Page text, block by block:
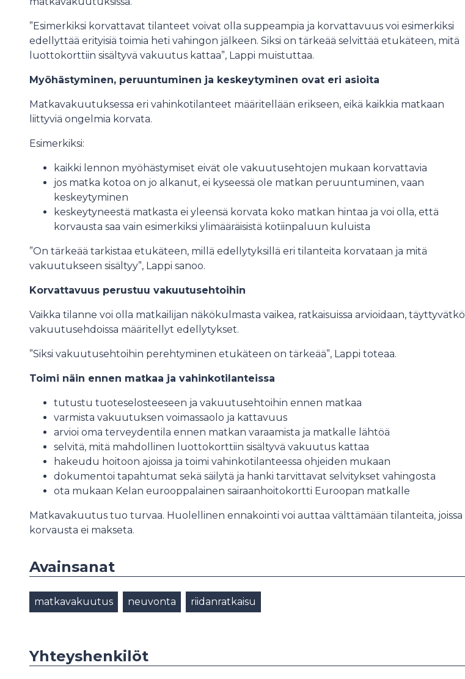
”Esimerkiksi korvattavat tilanteet voivat olla suppeampia ja korvattavuus voi esimerkiksi
edellyttää erityisiä toimia heti vahingon jälkeen. Siksi on tärkeää selvittää etukäteen, mitä
luottokorttiin sisältyvä vakuutus kattaa”, Lappi muistuttaa.
Myöhästyminen, peruuntuminen ja keskeytyminen ovat eri asioita
Matkavakuutuksessa eri vahinkotilanteet määritellään erikseen, eikä kaikkia matkaan
liittyviä ongelmia korvata.
Esimerkiksi:
kaikki lennon myöhästymiset eivät ole vakuutusehtojen mukaan korvattavia
jos matka kotoa on jo alkanut, ei kyseessä ole matkan peruuntuminen, vaan
keskeytyminen
keskeytyneestä matkasta ei yleensä korvata koko matkan hintaa ja voi olla, että
korvausta saa vain esimerkiksi ylimääräisistä kotiinpaluun kuluista
”On tärkeää tarkistaa etukäteen, millä edellytyksillä eri tilanteita korvataan ja mitä
vakuutukseen sisältyy”, Lappi sanoo.
Korvattavuus perustuu vakuutusehtoihin
Vaikka tilanne voi olla matkailijan näkökulmasta vaikea, ratkaisuissa arvioidaan, täyttyvätkö
vakuutusehdoissa määritellyt edellytykset.
”Siksi vakuutusehtoihin perehtyminen etukäteen on tärkeää”, Lappi toteaa.
Toimi näin ennen matkaa ja vahinkotilanteissa
tutustu tuoteselosteeseen ja vakuutusehtoihin ennen matkaa
varmista vakuutuksen voimassaolo ja kattavuus
arvioi oma terveydentila ennen matkan varaamista ja matkalle lähtöä
selvitä, mitä mahdollinen luottokorttiin sisältyvä vakuutus kattaa
hakeudu hoitoon ajoissa ja toimi vahinkotilanteessa ohjeiden mukaan
dokumentoi tapahtumat sekä säilytä ja hanki tarvittavat selvitykset vahingosta
ota mukaan Kelan eurooppalainen sairaanhoitokortti Euroopan matkalle
Matkavakuutus tuo turvaa. Huolellinen ennakointi voi auttaa välttämään tilanteita, joissa
korvausta ei makseta.
Avainsanat
matkavakuutus neuvonta riidanratkaisu
Yhteyshenkilöt